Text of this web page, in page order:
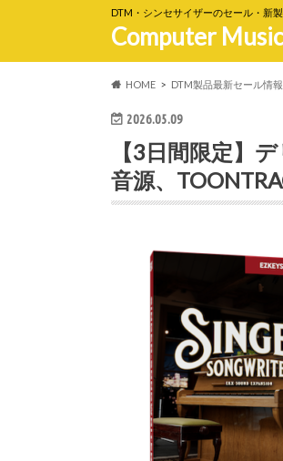
DTM・シンセサイザーのセール・新
Computer
HOME DTM製品最新セール情報
2026.05.09
【3日間限定】
音源、